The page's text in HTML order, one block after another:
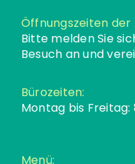
Öffnungszeiten der
Bitte melden Sie
Besuch an und
Bürozeiten:
Montag bis Freitag:
Menü: